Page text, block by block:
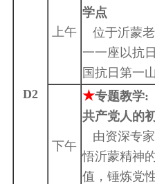
D2
上午
学点
位于沂蒙
一一座以抗
国抗日第一
下午
★专题教学:
共产党人的
由资深专
悟沂蒙精神
值，锤炼党